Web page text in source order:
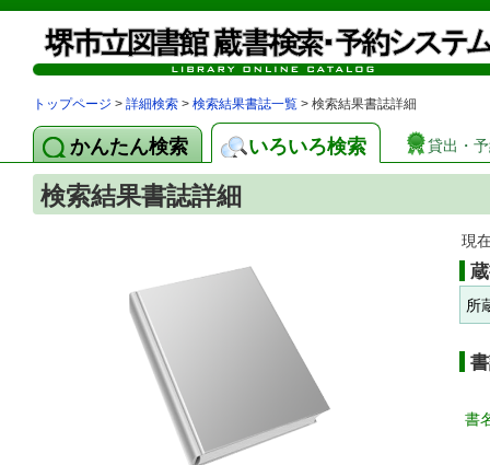
トップページ > 詳細検索 > 検索結果書誌一覧 > 検索結果書誌詳細
かんたん検索 いろいろ検索 貸出・
検索結果書誌詳細
現
所
書